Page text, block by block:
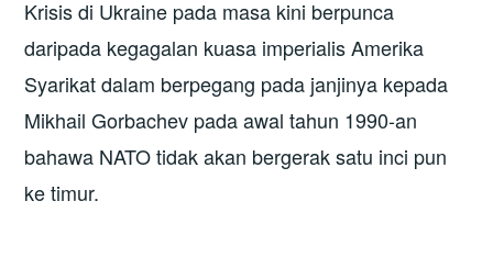
Krisis di Ukraine pada masa kini berpunca
daripada kegagalan kuasa imperialis Amerika
Syarikat dalam berpegang pada janjinya kepada
Mikhail Gorbachev pada awal tahun 1990-an
bahawa NATO tidak akan bergerak satu inci pun
ke timur.